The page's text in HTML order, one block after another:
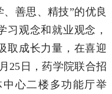
善思、精技”的优良
习观念和就业观念，
取成长力量，在喜迎
25日，药学院联合招
心二楼多功能厅举